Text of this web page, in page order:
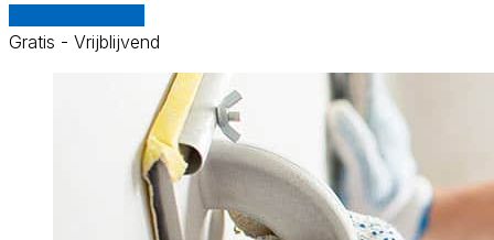
Gratis - Vrijblijvend